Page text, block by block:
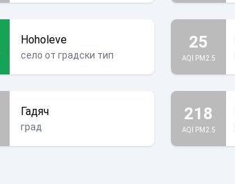
Hoholeve
село от градски тип
25
AQI PM2.5
Гадяч
град
218
AQI PM2.5